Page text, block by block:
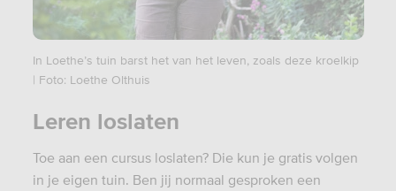
In Loethe’s tuin barst het van het leven, zoals deze kroelkip
| Foto: Loethe Olthuis
Leren loslaten
Toe aan een cursus loslaten? Die kun je gratis volgen
in je eigen tuin. Ben jij normaal gesproken een